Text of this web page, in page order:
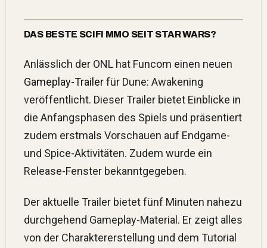
DAS BESTE SCIFI MMO SEIT STAR WARS?
Anlässlich der ONL hat Funcom einen neuen
Gameplay-Trailerfür Dune: Awakening
veröffentlicht. Dieser Trailer bietet Einblicke in
die Anfangsphasen des Spiels und präsentiert
zudem erstmals Vorschauen auf Endgame-
und Spice-Aktivitäten. Zudem wurde ein
Release-Fenster bekanntgegeben.
Der aktuelle Trailer bietet fünf Minuten nahezu
durchgehend Gameplay-Material. Er zeigt alles
von der Charaktererstellung und dem Tutorial